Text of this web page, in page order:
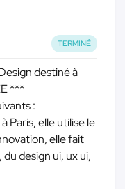
TERMINÉ
destiné à
***
:
Paris, elle utilise le
elle fait
design ui, ux ui,